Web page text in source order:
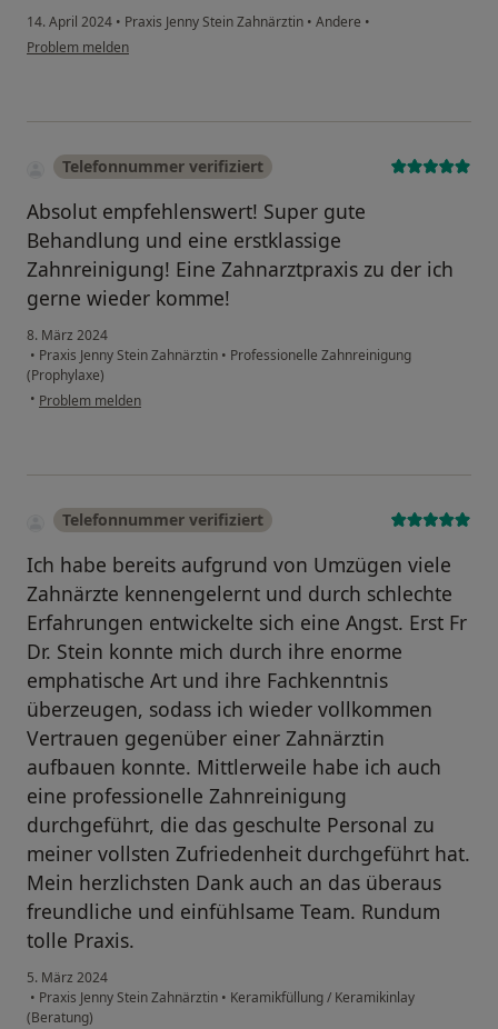
14. April 2024 • Praxis Jenny Stein Zahnärztin • Andere •
Problem melden
Telefonnummer verifiziert
Absolut empfehlenswert! Super gute
Behandlung und eine erstklassige
Zahnreinigung! Eine Zahnarztpraxis zu der ich
gerne wieder komme!
8. März 2024
• Praxis Jenny Stein Zahnärztin • Professionelle Zahnreinigung
(Prophylaxe)
• Problem melden
Telefonnummer verifiziert
Ich habe bereits aufgrund von Umzügen viele
Zahnärzte kennengelernt und durch schlechte
Erfahrungen entwickelte sich eine Angst. Erst Fr
Dr. Stein konnte mich durch ihre enorme
emphatische Art und ihre Fachkenntnis
überzeugen, sodass ich wieder vollkommen
Vertrauen gegenüber einer Zahnärztin
aufbauen konnte. Mittlerweile habe ich auch
eine professionelle Zahnreinigung
durchgeführt, die das geschulte Personal zu
meiner vollsten Zufriedenheit durchgeführt hat.
Mein herzlichsten Dank auch an das überaus
freundliche und einfühlsame Team. Rundum
tolle Praxis.
5. März 2024
• Praxis Jenny Stein Zahnärztin • Keramikfüllung / Keramikinlay
(Beratung)